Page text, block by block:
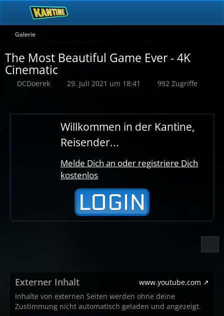
Galerie
The Most Beautiful Game Ever - 4K
Cinematic
DCDoerek 29. Juli 2021 um 18:41 992 Zugriffe
Willkommen in der Kantine,
Reisender...
Melde Dich an oder registriere Dich
kostenlos
Externer Inhalt
www.youtube.com
Inhalte von externen Seiten werden ohne deine
Zustimmung nicht automatisch geladen und angezeigt.